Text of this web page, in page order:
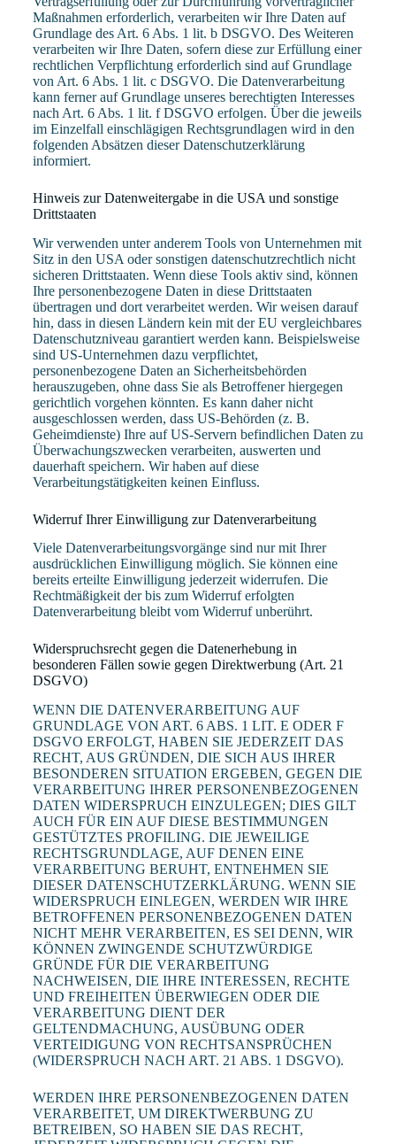
Maßnahmen erforderlich, verarbeiten wir Ihre Daten auf
Grundlage des Art. 6 Abs. 1 lit. b DSGVO. Des Weiteren
verarbeiten wir Ihre Daten, sofern diese zur Erfüllung einer
rechtlichen Verpflichtung erforderlich sind auf Grundlage
von Art. 6 Abs. 1 lit. c DSGVO. Die Datenverarbeitung
kann ferner auf Grundlage unseres berechtigten Interesses
nach Art. 6 Abs. 1 lit. f DSGVO erfolgen. Über die jeweils
im Einzelfall einschlägigen Rechtsgrundlagen wird in den
folgenden Absätzen dieser Datenschutzerklärung
informiert.
Hinweis zur Datenweitergabe in die USA und sonstige
Drittstaaten
Wir verwenden unter anderem Tools von Unternehmen mit
Sitz in den USA oder sonstigen datenschutzrechtlich nicht
sicheren Drittstaaten. Wenn diese Tools aktiv sind, können
Ihre personenbezogene Daten in diese Drittstaaten
übertragen und dort verarbeitet werden. Wir weisen darauf
hin, dass in diesen Ländern kein mit der EU vergleichbares
Datenschutzniveau garantiert werden kann. Beispielsweise
sind US-Unternehmen dazu verpflichtet,
personenbezogene Daten an Sicherheitsbehörden
herauszugeben, ohne dass Sie als Betroffener hiergegen
gerichtlich vorgehen könnten. Es kann daher nicht
ausgeschlossen werden, dass US-Behörden (z. B.
Geheimdienste) Ihre auf US-Servern befindlichen Daten zu
Überwachungszwecken verarbeiten, auswerten und
dauerhaft speichern. Wir haben auf diese
Verarbeitungstätigkeiten keinen Einfluss.
Widerruf Ihrer Einwilligung zur Datenverarbeitung
Viele Datenverarbeitungsvorgänge sind nur mit Ihrer
ausdrücklichen Einwilligung möglich. Sie können eine
bereits erteilte Einwilligung jederzeit widerrufen. Die
Rechtmäßigkeit der bis zum Widerruf erfolgten
Datenverarbeitung bleibt vom Widerruf unberührt.
Widerspruchsrecht gegen die Datenerhebung in
besonderen Fällen sowie gegen Direktwerbung (Art. 21
DSGVO)
WENN DIE DATENVERARBEITUNG AUF
GRUNDLAGE VON ART. 6 ABS. 1 LIT. E ODER F
DSGVO ERFOLGT, HABEN SIE JEDERZEIT DAS
RECHT, AUS GRÜNDEN, DIE SICH AUS IHRER
BESONDEREN SITUATION ERGEBEN, GEGEN DIE
VERARBEITUNG IHRER PERSONENBEZOGENEN
DATEN WIDERSPRUCH EINZULEGEN; DIES GILT
AUCH FÜR EIN AUF DIESE BESTIMMUNGEN
GESTÜTZTES PROFILING. DIE JEWEILIGE
RECHTSGRUNDLAGE, AUF DENEN EINE
VERARBEITUNG BERUHT, ENTNEHMEN SIE
DIESER DATENSCHUTZERKLÄRUNG. WENN SIE
WIDERSPRUCH EINLEGEN, WERDEN WIR IHRE
BETROFFENEN PERSONENBEZOGENEN DATEN
NICHT MEHR VERARBEITEN, ES SEI DENN, WIR
KÖNNEN ZWINGENDE SCHUTZWÜRDIGE
GRÜNDE FÜR DIE VERARBEITUNG
NACHWEISEN, DIE IHRE INTERESSEN, RECHTE
UND FREIHEITEN ÜBERWIEGEN ODER DIE
VERARBEITUNG DIENT DER
GELTENDMACHUNG, AUSÜBUNG ODER
VERTEIDIGUNG VON RECHTSANSPRÜCHEN
(WIDERSPRUCH NACH ART. 21 ABS. 1 DSGVO).
WERDEN IHRE PERSONENBEZOGENEN DATEN
VERARBEITET, UM DIREKTWERBUNG ZU
BETREIBEN, SO HABEN SIE DAS RECHT,